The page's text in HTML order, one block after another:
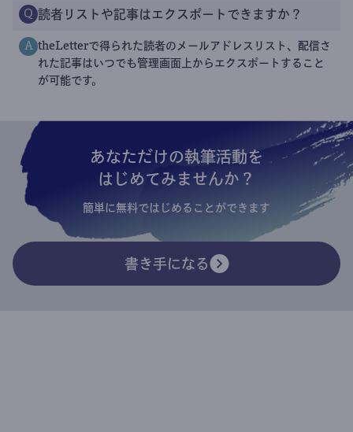
Q 読者リストや記事はエクスポートできますか？
A theLetterで得られた読者のメールアドレスリスト、配信さ
れた記事はいつでも管理画面上からエクスポートすること
が可能です。
あなただけの執筆活動を
はじめてみませんか？
簡単に無料ではじめることができます
書き手になる